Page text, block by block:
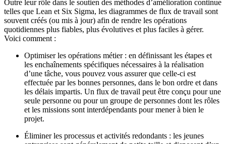
Outre leur rôle dans le soutien des méthodes d’amélioration continue
telles que Lean et Six Sigma, les diagrammes de flux de travail sont
souvent créés (ou mis à jour) afin de rendre les opérations
quotidiennes plus fiables, plus évolutives et plus faciles à gérer.
Voici comment :
Optimiser les opérations métier : en définissant les étapes et
les enchaînements spécifiques nécessaires à la réalisation
d’une tâche, vous pouvez vous assurer que celle-ci est
effectuée par les bonnes personnes, dans le bon ordre et dans
les délais impartis. Un flux de travail peut être conçu pour une
seule personne ou pour un groupe de personnes dont les rôles
et les missions sont interdépendants pour mener à bien le
projet.
Éliminer les processus et activités redondants : les jeunes